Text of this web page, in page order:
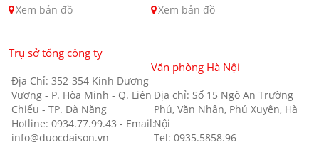
Xem bản đồ
Xem bản đồ
Trụ sở tổng công ty
Địa Chỉ: 352-354 Kinh Dương
Vương - P. Hòa Minh - Q. Liên
Chiểu - TP. Đà Nẵng
Hotline: 0934.77.99.43 - Email:
info@duocdaison.vn
Văn phòng Hà Nội
Địa chỉ: Số 15 Ngõ An Trường
Phú, Văn Nhân, Phú Xuyên, Hà
Nội
Tel: 0935.5858.96